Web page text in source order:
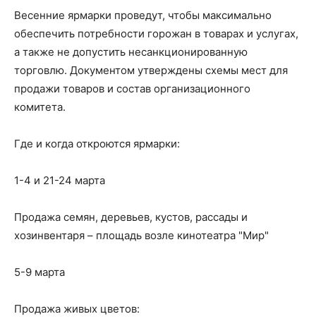
Весенние ярмарки проведут, чтобы максимально
обеспечить потребности горожан в товарах и услугах,
а также не допустить несанкционированную
торговлю. Документом утверждены схемы мест для
продажи товаров и состав организационного
комитета.
Где и когда откроются ярмарки:
1-4 и 21-24 марта
Продажа семян, деревьев, кустов, рассады и
хозинвентаря – площадь возле кинотеатра "Мир"
5-9 марта
Продажа живых цветов: